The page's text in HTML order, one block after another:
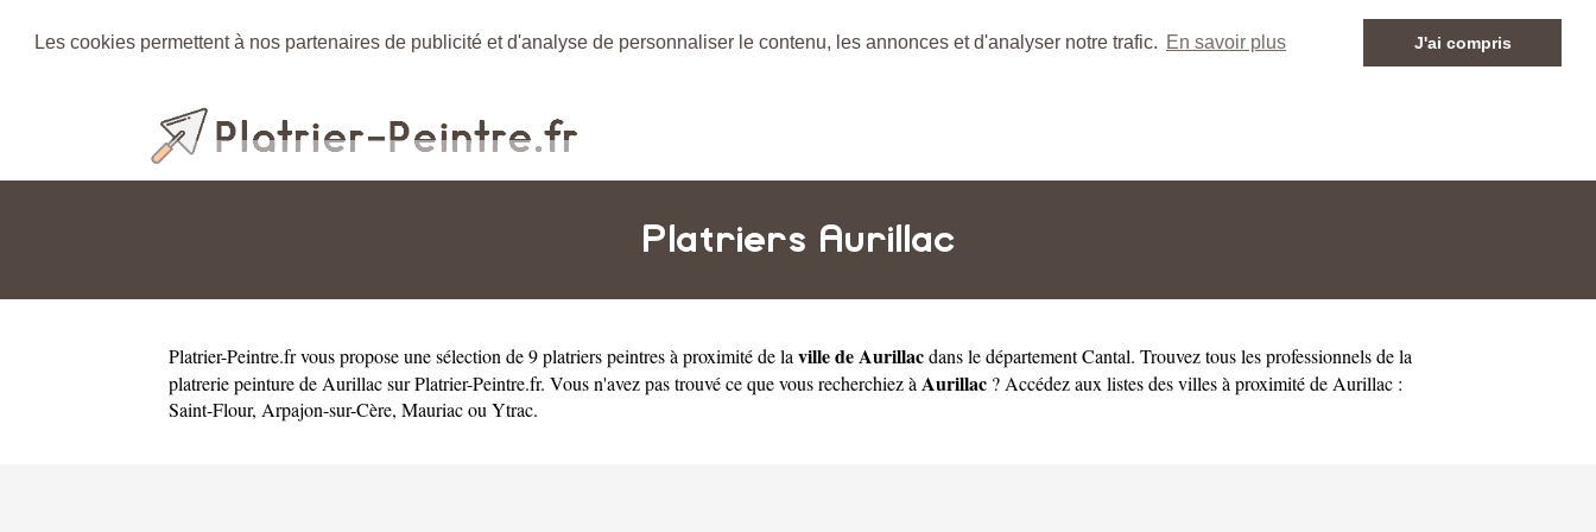
Les cookies permettent à nos partenaires de publicité et d'analyse de personnaliser le contenu, les annonces et d'analyser notre trafic. En savoir plus J'ai compris
Platriers Aurillac
Platrier-Peintre.frvous propose une sélection de 9 platriers peintres à proximité de la ville de Aurillacdans le départementCantal. Trouvez tous les professionnels de la
platrerie peinture de Aurillac sur Platrier-Peintre.fr. Vous n'avez pas trouvé ce que vous recherchiez à Aurillac ? Accédez aux listes des villes à proximité de Aurillac :
Saint-Flour, Arpajon-sur-Cère, Mauriacou Ytrac.